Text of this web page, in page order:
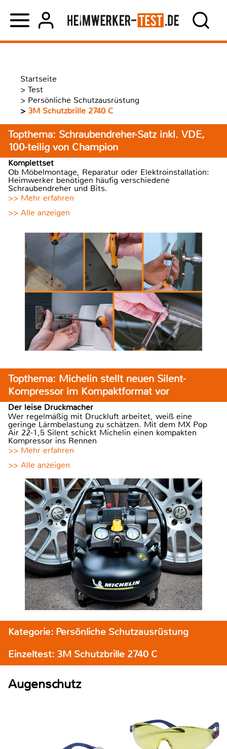
Startseite
> Test
> Persönliche Schutzausrüstung
> 3M Schutzbrille 2740 C
Topthema: Schraubendreher-Satz inkl. VDE,
100-teilig von Champion
Komplettset
Ob Möbelmontage, Reparatur oder Elektroinstallation:
Heimwerker benötigen häufig verschiedene
Schraubendreher und Bits.
>> Mehr erfahren
>> Alle anzeigen
Topthema: Michelin stellt neuen Silent-
Kompressor im Kompaktformat vor
Der leise Druckmacher
Wer regelmäßig mit Druckluft arbeitet, weiß eine
geringe Lärmbelastung zu schätzen. Mit dem MX Pop
Air 22-1,5 Silent schickt Michelin einen kompakten
Kompressor ins Rennen
>> Mehr erfahren
>> Alle anzeigen
Kategorie: Persönliche Schutzausrüstung
Einzeltest: 3M Schutzbrille 2740 C
Augenschutz